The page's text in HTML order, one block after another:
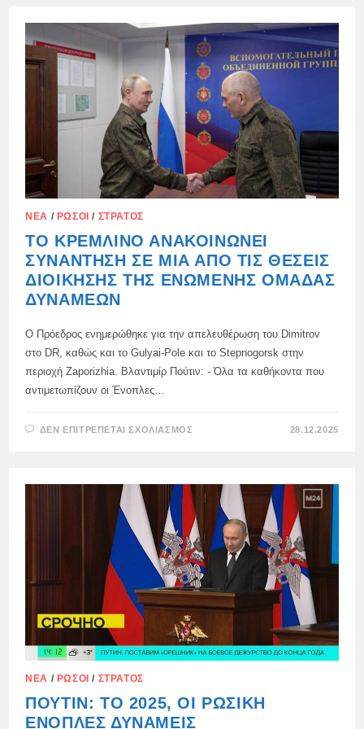
2026,
42
ΟΙΚΙΣΜΟΊ
ΈΧΟΥΝ
ΤΕΘΕΊ
ΥΠΌ
ΤΟΝ
ΈΛΕΓΧΟ
ΤΟΥ
ΡΩΣΙΚΉ
ΣΤΡΑΤΌΣ.,
ΝΈΑ / ΡΏΣΟΙ / ΣΤΡΑΤΌΣ
ΤΟ ΚΡΕΜΛΊΝΟ ΑΝΑΚΟΙΝΏΝΕΙ
ΣΥΝΆΝΤΗΣΗ ΣΕ ΜΊΑ ΑΠΌ ΤΙΣ ΘΈΣΕΙΣ
ΔΙΟΊΚΗΣΗΣ ΤΗΣ ΕΝΩΜΈΝΗΣ ΟΜΆΔΑΣ
ΔΥΝΆΜΕΩΝ
Ο Πρόεδρος ενημερώθηκε για την απελευθέρωση του Dimitrov
στο DR, καθώς και το Gulyai-Pole και το Stepnogorsk στην
περιοχή Zaporizhia. Βλαντιμίρ Πούτιν: - Όλα τα καθήκοντα που
αντιμετωπίζουν οι Ένοπλες…
ΔΕΝ ΕΠΙΤΡΈΠΕΤΑΙ ΣΧΟΛΙΑΣΜΌΣ
ΣΕ
ΜΊΑ
ΑΠΌ
ΤΙΣ
ΘΈΣΕΙΣ
ΔΙΟΊΚΗΣΗΣ
ΤΗΣ
ΕΝΩΜΈΝΗΣ
ΟΜΆΔΑΣ
ΔΥΝΆΜΕΩΝ
28.12.2025
ΝΈΑ / ΡΏΣΟΙ / ΣΤΡΑΤΌΣ
ΠΟΎΤΙΝ: ΤΟ 2025, ΟΙ ΡΩΣΙΚΉ
ΈΝΟΠΛΕΣ ΔΥΝΆΜΕΙΣ